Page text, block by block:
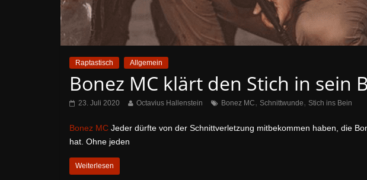
Raptastisch Allgemein
Bonez MC klärt den Stich in sein
23. Juli 2020 Octavius Hallenstein Bonez MC, Schnittwunde, Stich ins Bein
Bonez MC Jeder dürfte von der Schnittverletzung mitbekommen haben, die
hat. Ohne jeden
Weiterlesen